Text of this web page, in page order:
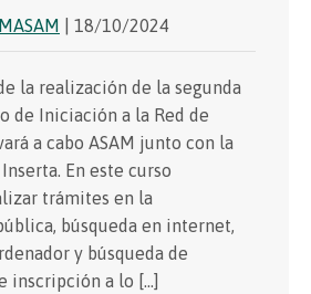
| 18/10/2024
la realización de la segunda
de Iniciación a la Red de
a cabo ASAM junto con la
En este curso
trámites en la
búsqueda en internet,
y búsqueda de
inscripción a lo […]